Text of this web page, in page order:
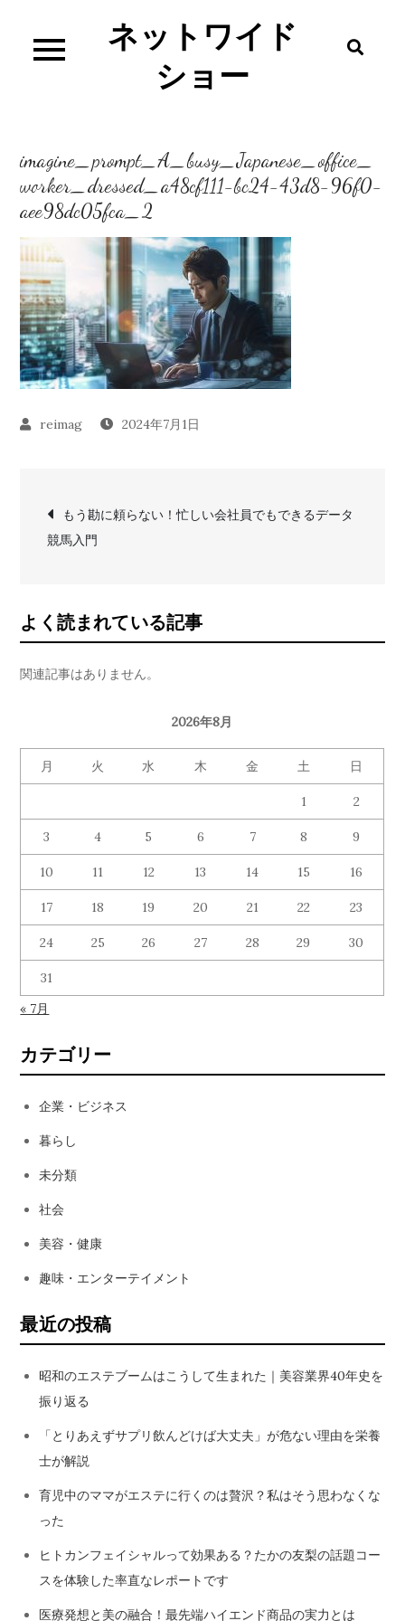
content
ネットワイド
ショー
imagine_prompt_A_busy_Japanese_office_
worker_dressed_a48cf111-bc24-43d8-96f0-
aee98dc05fca_2
2024年7月1日
投
稿
ナ
ビ
ー
ョ
ン
もう勘に頼らない！忙しい会社員でもできるデータ
競馬入門
よく読まれている記事
関連記事はありません。
2026年8月
月 火 水 木 金 土 日
1 2
3 4 5 6 7 8 9
10 11 12 13 14 15 16
17 18 19 20 21 22 23
24 25 26 27 28 29 30
31
« 7月
カテゴリー
企業・ビジネス
暮らし
未分類
社会
美容・健康
趣味・エンターテイメント
最近の投稿
昭和のエステブームはこうして生まれた｜美容業界40年史を
振り返る
「とりあえずサプリ飲んどけば大丈夫」が危ない理由を栄養
士が解説
育児中のママがエステに行くのは贅沢？私はそう思わなくな
った
ヒトカンフェイシャルって効果ある？たかの友梨の話題コー
スを体験した率直なレポートです
医療発想と美の融合！最先端ハイエンド商品の実力とは